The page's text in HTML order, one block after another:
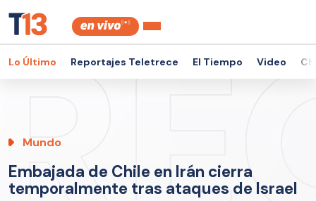
Lo Último Reportajes Teletrece El Tiempo Video
Mundo
Embajada de Chile en Irán cierra
temporalmente tras ataques de Israel